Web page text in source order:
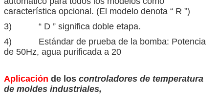
característica opcional. (El modelo denota “ R ”)
3) “ D ” significa doble etapa.
4) Estándar de prueba de la bomba: Potencia
de 50Hz, agua purificada a 20
Aplicación de los controladores de temperatura
de moldes industriales,